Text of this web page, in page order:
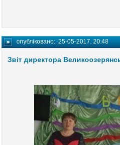
опубліковано:25-05-2017, 20:48
Звіт директора